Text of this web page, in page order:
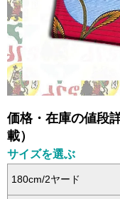
価格・在庫の値段
載）
サイズを選ぶ
180cm/2ヤード